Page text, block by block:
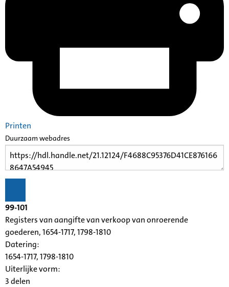
Printen
Duurzaam webadres
99-101
Registers van aangifte van verkoop van onroerende
goederen, 1654-1717, 1798-1810
Datering:
1654-1717, 1798-1810
Uiterlijke vorm:
3 delen